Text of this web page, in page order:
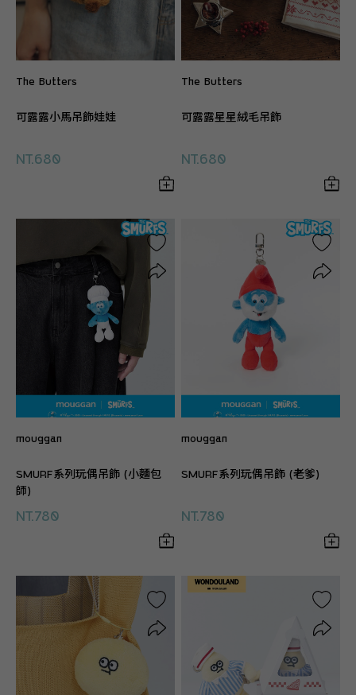
The Butters
可露露小馬吊飾娃娃
NT.680
The Butters
可露露星星絨毛吊飾
NT.680
mouggan
SMURF系列玩偶吊飾 (小麵包
師)
NT.780
mouggan
SMURF系列玩偶吊飾 (老爹)
NT.780